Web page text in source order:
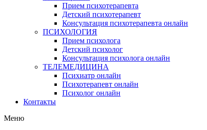
Прием психотерапевта
Детский психотерапевт
Консультация психотерапевта онлайн
ПСИХОЛОГИЯ
Прием психолога
Детский психолог
Консультация психолога онлайн
ТЕЛЕМЕДИЦИНА
Психиатр онлайн
Психотерапевт онлайн
Психолог онлайн
Контакты
Меню